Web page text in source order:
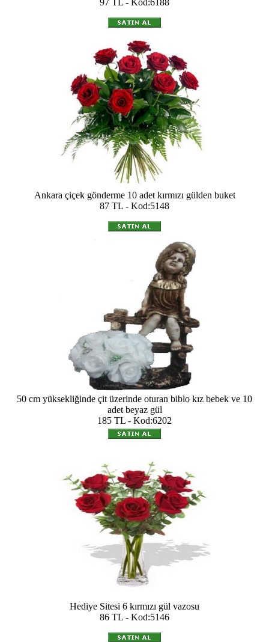
97 TL - Kod:6188
Ankara çiçek gönderme 10 adet kırmızı gülden buket
87 TL - Kod:5148
50 cm yüksekliğinde çit üzerinde oturan biblo kız bebek ve 10
adet beyaz gül
185 TL - Kod:6202
Hediye Sitesi 6 kırmızı gül vazosu
86 TL - Kod:5146